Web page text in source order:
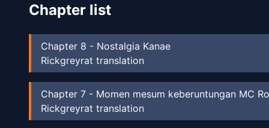
Chapter list
Chapter 8 - Nostalgia Kanae
Rickgreyrat translation
Chapter 7 - Momen mesum keberuntungan MC
Rickgreyrat translation